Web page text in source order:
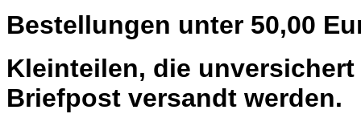
Bestellungen unter 50,00
Kleinteilen, die
Briefpost versandt werden.